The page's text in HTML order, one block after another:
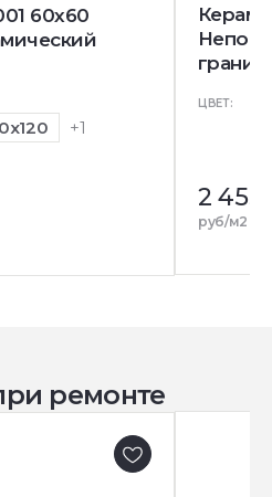
60x60
+1
гранит)
ЦВЕТ:
2 455
руб/м2
ремонте